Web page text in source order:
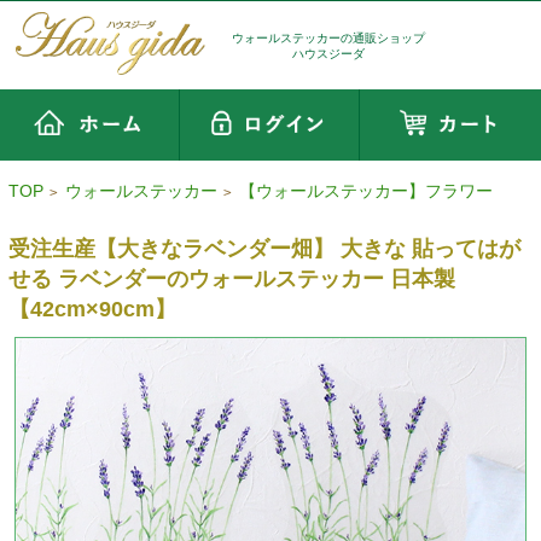
ウォールステッカーの通販ショップ
ハウスジーダ
TOP > ウォールステッカー > 【ウォールステッカー】フラワー
受注生産【大きなラベンダー畑】 大きな 貼ってはが
せる ラベンダーのウォールステッカー 日本製
【42cm×90cm】